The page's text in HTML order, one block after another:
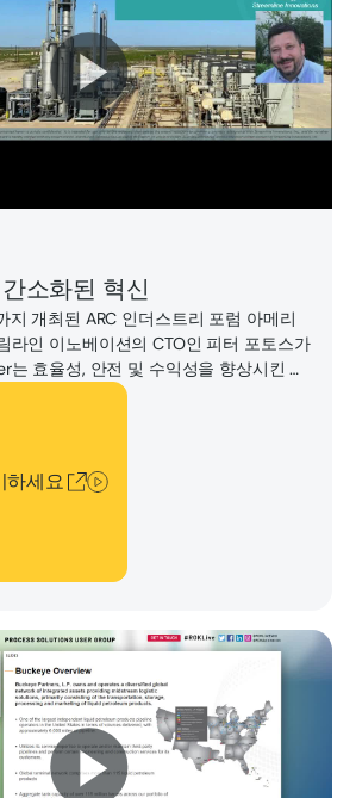
소화된 혁신
지 개최된 ARC 인더스트리 포럼 아메리
라인 이노베이션의 CTO인 피터 포토스가
는 효율성, 안전 및 수익성을 향상시킨 자
대해 'On the Cutting Edge'에서 발표했
하세요